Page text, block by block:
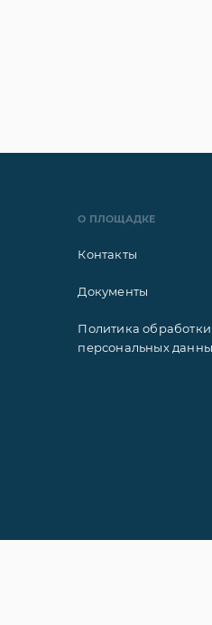
О ПЛОЩАДКЕ
Контакты
Документы
Политика обработки
персональных